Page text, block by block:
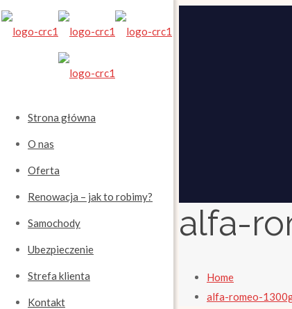
Strona główna
O nas
Oferta
Renowacja – jak to robimy?
Samochody
Ubezpieczenie
Strefa klienta
Kontakt
alfa-
Home
alfa-romeo-